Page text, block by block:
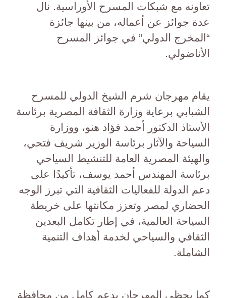
تعاونه مع شبكات المسرح الأوراسية. نال
عدة جوائز عن أعماله، من بينها جائزة
“المخرج الدولي” في جوائز المسرح
الأناضولي.
يقام مهرجان شرم الشيخ الدولي للمسرح
الشبابي برعاية وزارة الثقافة المصرية برئاسة
الأستاذ الدكتور أحمد فؤاد هنو، ووزارة
السياحة والآثار برئاسة الوزير شريف فتحي،
والهيئة المصرية العامة للتنشيط السياحي
برئاسة المهندس أحمد يوسف، تأكيدًا على
دعم الدولة للفعاليات الثقافية التي تبرز الوجه
الحضاري لمصر وتعزز مكانتها على خريطة
السياحة العالمية، في إطار تكامل البعدين
الثقافي والسياحي لخدمة أهداف التنمية
الشاملة.
كما يحظى المهرجان بدعم كامل من محافظة